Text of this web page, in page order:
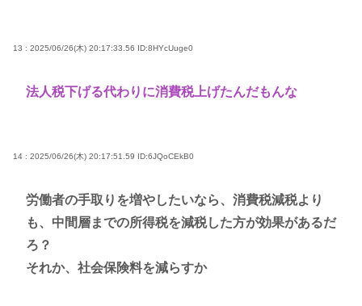
13 : 2025/06/26(木) 20:17:33.56 ID:8HYcUuge0
法人税下げる代わりに消費税上げたんだもんな
14 : 2025/06/26(木) 20:17:51.59 ID:6JQoCEkB0
労働者の手取りを増やしたいなら、消費税減税より
も、中間層までの所得税を減税した方が効果があるだ
ろ？
それか、社会保険料を減らすか